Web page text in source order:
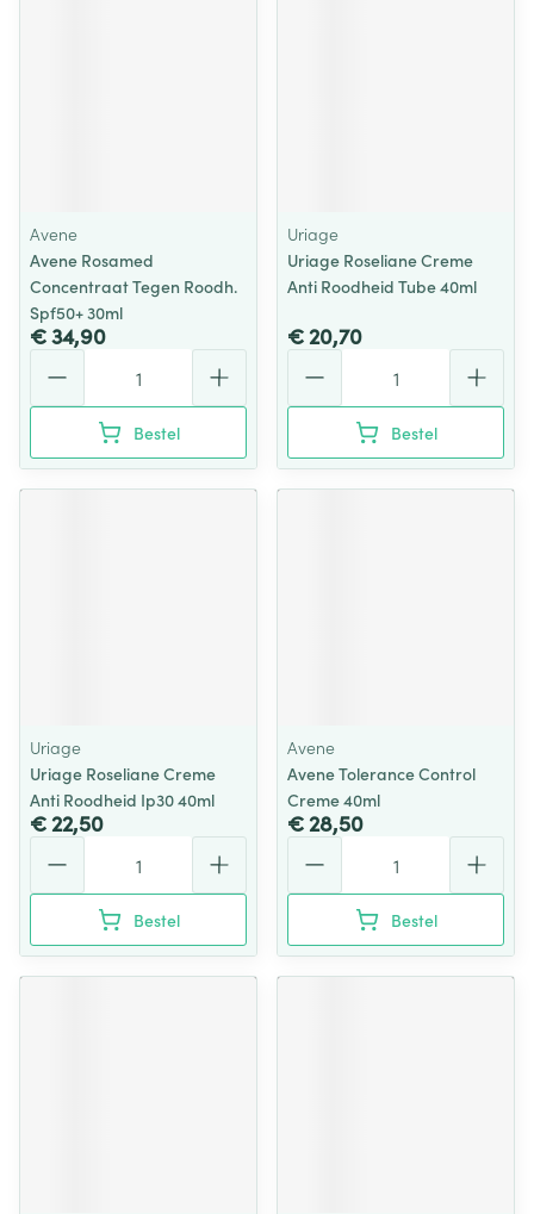
Avene
Avene Rosamed
Concentraat Tegen Roodh.
Spf50+ 30ml
€ 34,90
Bestel
Uriage
Uriage Roseliane Creme
Anti Roodheid Tube 40ml
€ 20,70
Bestel
Uriage
Uriage Roseliane Creme
Anti Roodheid Ip30 40ml
€ 22,50
Bestel
Avene
Avene Tolerance Control
Creme 40ml
€ 28,50
Bestel